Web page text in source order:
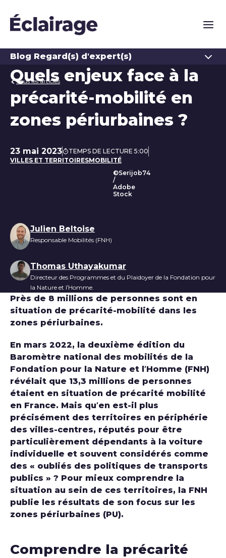
Blog Regard(s) d'expert(s)
Tous les articles
Quels enjeux face à la
précarité-mobilité en
zones périurbaines ?
Date de publication
23 mai 2023
TEMPS DE LECTURE 5:00
VILLES ET TERRITOIRESMOBILITÉ
©Serijob74
/
Adobe
Stock
Liste des auteurs
Julien Beltoise
Responsable Mobilités (FNH)
Thomas Uthayakumar
Directeur des Programmes et du Plaidoyer de la Fondation pour
la Nature et l’Homme.
Près de 8 millions de personnes sont en
situation de précarité-mobilité dans les
zones périurbaines.
En mars 2022, la deuxième édition du
Baromètre national des mobilités de la
Fondation pour la Nature et l’Homme (FNH)
révélait que 13,3 millions de personnes
étaient en situation de précarité mobilité
en France. Mais qu’en est-il plus
précisément des territoires en périphérie
des villes-centres, réputés pour être
particulièrement dépendants à la voiture
individuelle et souvent considérés comme
des « oubliés des politiques de transports
publics » ? Pour mieux comprendre la
situation au sein de ces territoires, la FNH
publie les résultats de son focus sur les
zones périurbaines (PU).
Comprendre la précarité